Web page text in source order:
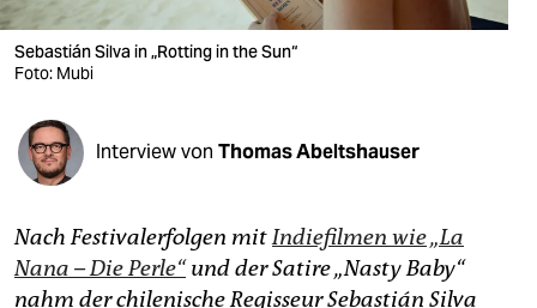
verlag
veranstaltungen
shop
fragen & hilfe
unterstützen
abo
Sebastián Silva in „Rotting in the Sun“
Foto: Mubi
Interview von Thomas Abeltshauser
Nach Festivalerfolgen mitIndiefilmen wie „La
Nana – Die Perle“und der Satire „Nasty Baby“
nahm der chilenische Regisseur Sebastián Silva